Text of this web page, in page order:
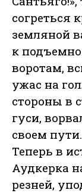
согреться
земляной
к
воротам,
ужас на
стороны в
гуси,
своем пути.
Теперь в
Аудкерка
резней,